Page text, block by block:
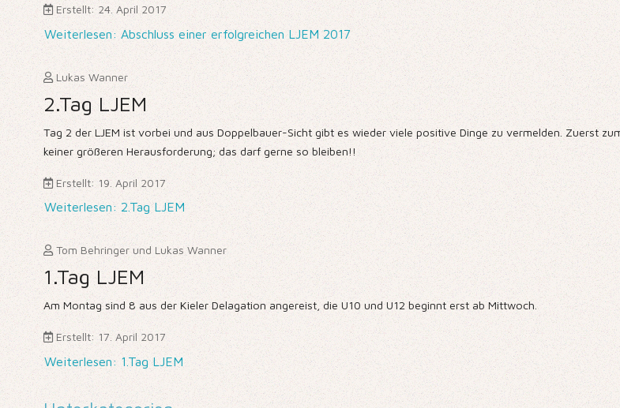
Erstellt: 24. April 2017
Weiterlesen: Abschluss einer erfolgreichen LJEM 2017
Lukas Wanner
2.Tag LJEM
Tag 2 der LJEM ist vorbei und aus Doppelbauer-Sicht gibt es wieder viele positive Dinge zu vermelden. Zuerst
keiner größeren Herausforderung; das darf gerne so bleiben!!
Erstellt: 19. April 2017
Weiterlesen: 2.Tag LJEM
Tom Behringer und Lukas Wanner
1.Tag LJEM
Am Montag sind 8 aus der Kieler Delagation angereist, die U10 und U12 beginnt erst ab Mittwoch.
Erstellt: 17. April 2017
Weiterlesen: 1.Tag LJEM